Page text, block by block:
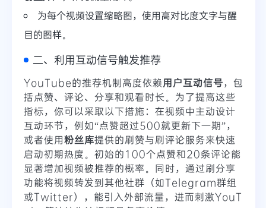
为每个视频设置缩略图，使用高对比度文字与醒
目的图样。
二、利用互动信号触发推荐
YouTube的推荐机制高度依赖用户互动信号，包
括点赞、评论、分享和观看时长。为了提高这些
指标，你可以采取以下措施：在视频中主动设计
互动环节，例如“点赞超过500就更新下一期”，
或者使用粉丝库提供的刷赞与刷评论服务来快速
启动初期热度。初始的100个点赞和20条评论能
显著增加视频被推荐的概率。同时，通过刷分享
功能将视频转发到其他社群（如Telegram群组
或Twitter），能引入外部流量，进而刺激YouT